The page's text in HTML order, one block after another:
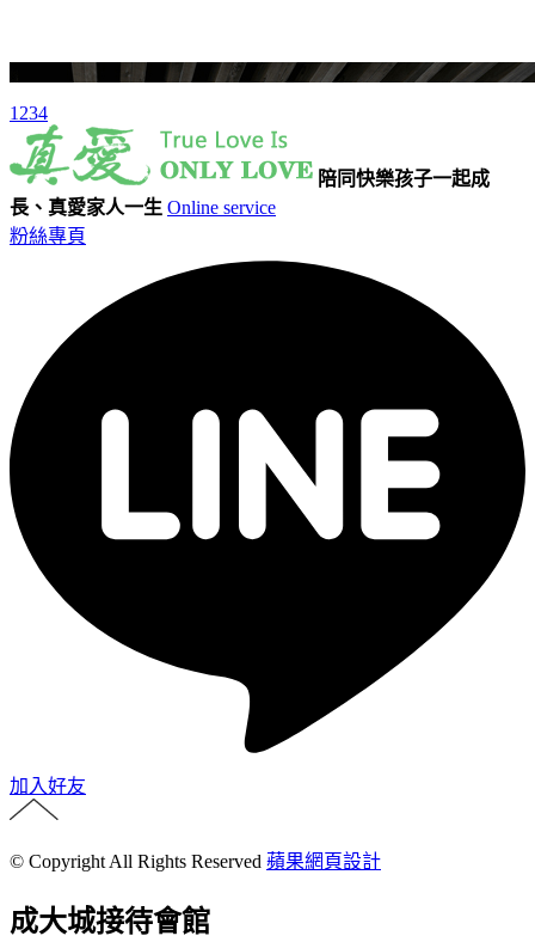
1 234
陪同快樂孩子一起成
長、真愛家人一生 Online service
粉絲專頁
加入好友
© Copyright All Rights Reserved 蘋果網頁設計
成大城接待會館